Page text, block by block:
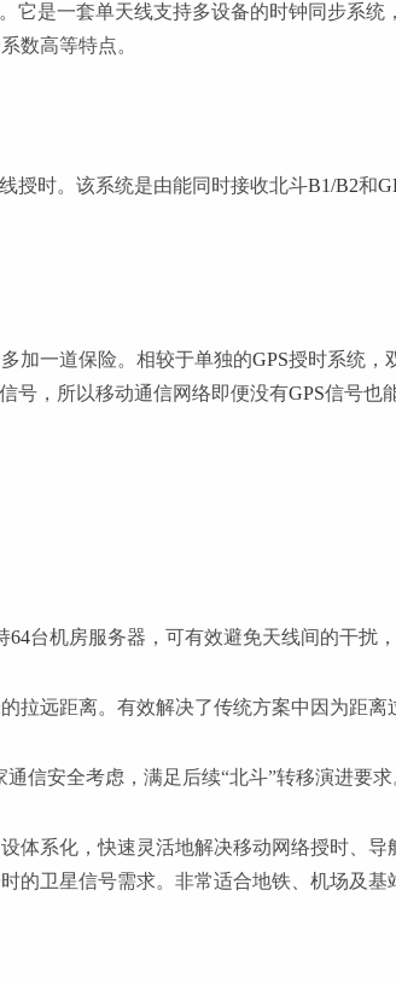
它是一套单天线支持多设备的时钟同步系统
数高等特点。
授时。该系统是由能同时接收北斗B1/B2和
加一道保险。相较于单独的GPS授时系统，
信号，所以移动通信网络即便没有GPS信号也
64台机房服务器，可有效避免天线间的干扰，
拉远距离。有效解决了传统方案中因为距离
信安全考虑，满足后续“北斗”转移演进要求
体系化，快速灵活地解决移动网络授时、
的卫星信号需求。非常适合地铁、机场及